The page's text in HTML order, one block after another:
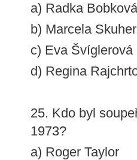
a) Radka Bobková
b) Marcela
c) Eva Švíglerová
d) Regina
25. Kdo byl
1973?
a) Roger Taylor